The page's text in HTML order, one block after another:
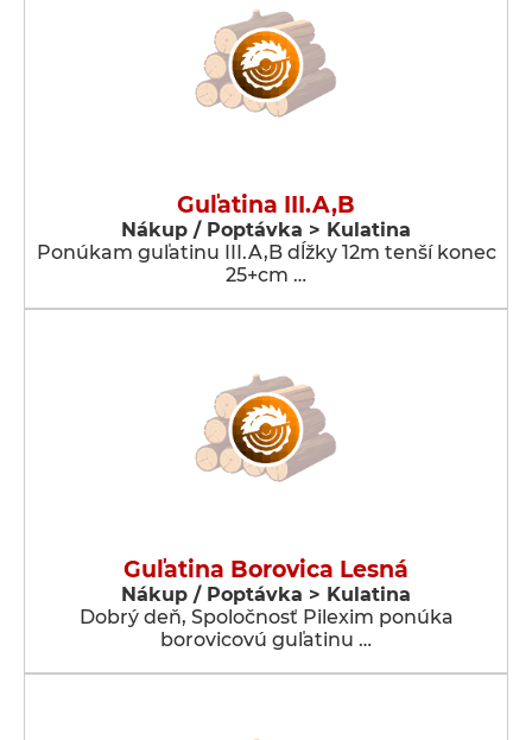
Guľatina III.A,B
Nákup / Poptávka > Kulatina
Ponúkam guľatinu III.A,B dĺžky 12m tenší konec
25+cm …
Guľatina Borovica Lesná
Nákup / Poptávka > Kulatina
Dobrý deň, Spoločnosť Pilexim ponúka
borovicovú guľatinu …